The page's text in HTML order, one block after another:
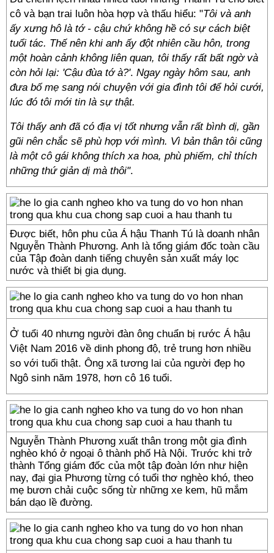
cô và bạn trai luôn hòa hợp và thấu hiểu: "Tôi và anh
ấy xưng hô là tớ - cậu chứ không hề có sự cách biệt
tuổi tác. Thế nên khi anh ấy đột nhiên cầu hôn, trong
một hoàn cảnh không liên quan, tôi thấy rất bất ngờ và
còn hỏi lại: 'Cậu đùa tớ à?'. Ngay ngày hôm sau, anh
đưa bố mẹ sang nói chuyện với gia đình tôi để hỏi cưới,
lúc đó tôi mới tin là sự thật.
Tôi thấy anh đã có địa vị tốt nhưng vẫn rất bình dị, gần
gũi nên chắc sẽ phù hợp với mình. Vì bản thân tôi cũng
là một cô gái không thích xa hoa, phù phiếm, chỉ thích
những thứ giản dị mà thôi".
Được biết, hôn phu của Á hậu Thanh Tú là doanh nhân
Nguyễn Thành Phương. Anh là tổng giám đốc toàn cầu
của Tập đoàn danh tiếng chuyên sản xuất máy lọc
nước và thiết bị gia dụng.
Ở tuổi 40 nhưng người đàn ông chuẩn bị rước Á hậu
Việt Nam 2016 về dinh phong độ, trẻ trung hơn nhiều
so với tuổi thật. Ông xã tương lai của người đẹp họ
Ngô sinh năm 1978, hơn cô 16 tuổi.
Nguyễn Thành Phương xuất thân trong một gia đình
nghèo khó ở ngoại ô thành phố Hà Nội. Trước khi trở
thành Tổng giám đốc của một tập đoàn lớn như hiện
nay, đại gia Phương từng có tuổi thơ nghèo khó, theo
mẹ bươn chải cuộc sống từ những xe kem, hũ mắm
bán dạo lề đường.